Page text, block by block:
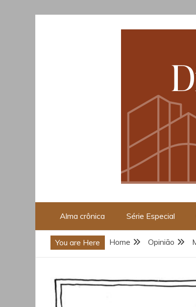
Opinião, Cultura e
Alma crônica Série Especial
You are Here Home Opinião